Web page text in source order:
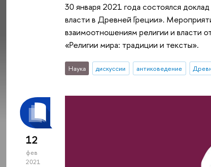
30 января 2021 года состоялся
власти в Древней Греции».
взаимоотношениям религии и власти
«Религии мира: традиции и тексты».
Наука дискуссии антиковедение
12
фев
2021